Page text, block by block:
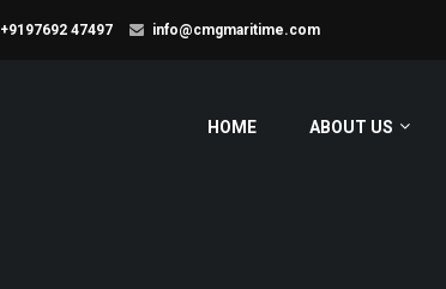
+9197692 47497 info@cmgmaritime.com
HOME ABOUT US